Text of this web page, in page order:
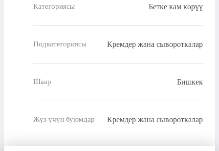
Категориясы Бетке кам көрүү
Подкатегориясы Кремдер жана сывороткалар
Шаар Бишкек
Жүз үчүн буюмдар Кремдер жана сывороткалар